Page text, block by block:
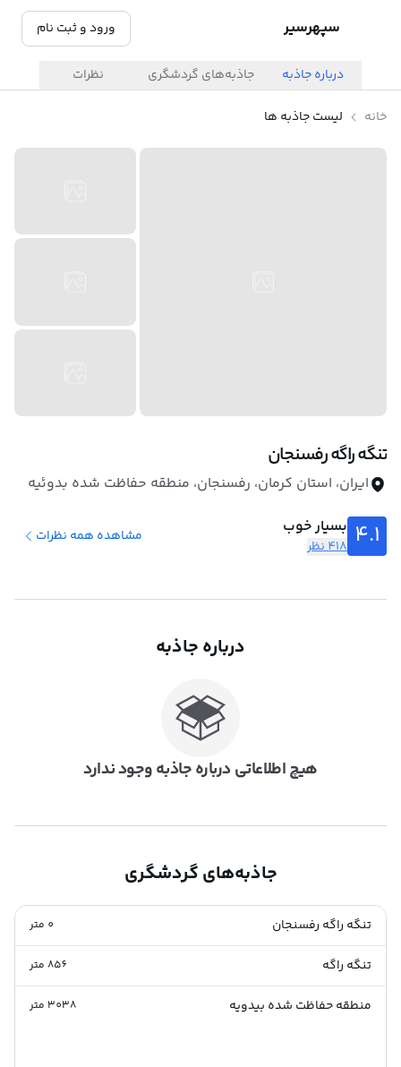
سپهرسیر ورود و ثبت نام
درباره جاذبه جاذبه‌های گردشگری نظرات
خانه لیست جاذبه ها
تنگه راگه رفسنجان
ایران، استان کرمان، رفسنجان، منطقه حفاظت شده بدوئیه
4.1 بسیار خوب
418 نظر
مشاهده همه نظرات
درباره جاذبه
هیچ اطلاعاتی درباره جاذبه وجود ندارد
جاذبه‌های گردشگری
تنگه راگه رفسنجان 0 متر
تنگه راگه 856متر
منطقه حفاظت شده بیدویه 3038متر